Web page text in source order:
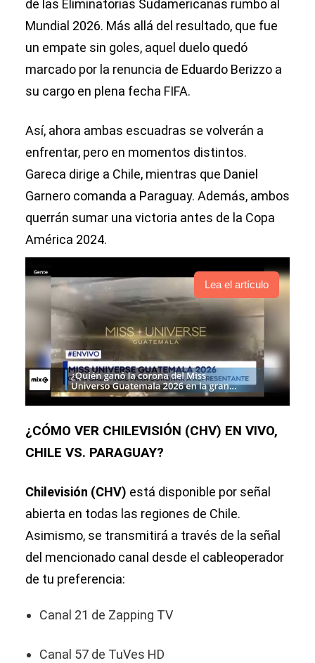
de las Eliminatorias Sudamericanas rumbo al
Mundial 2026. Más allá del resultado, que fue
un empate sin goles, aquel duelo quedó
marcado por la renuncia de Eduardo Berizzo a
su cargo en plena fecha FIFA.
Así, ahora ambas escuadras se volverán a
enfrentar, pero en momentos distintos.
Gareca dirige a Chile, mientras que Daniel
Garnero comanda a Paraguay. Además, ambos
querrán sumar una victoria antes de la Copa
América 2024.
Lea el artículo
¿CÓMO VER CHILEVISIÓN (CHV) EN VIVO,
CHILE VS. PARAGUAY?
Chilevisión (CHV) está disponible por señal
abierta en todas las regiones de Chile.
Asimismo, se transmitirá a través de la señal
del mencionado canal desde el cableoperador
de tu preferencia:
Canal 21 de Zapping TV
Canal 57 de TuVes HD